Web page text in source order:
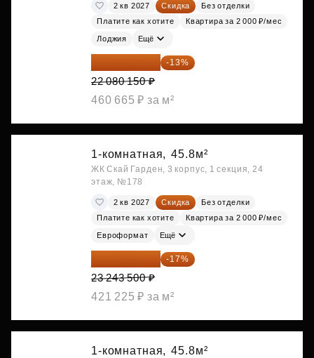
2 кв 2027 Скидка
Без отделки
Платите как хотите
Квартира за 2 000 ₽/мес
Лоджия Ещё
19 209 731 ₽ -13%
22 080 150 ₽
460 665 ₽ за м²
1-комнатная, 45.8м²
ЖК Скай Гарден, 3 корпус, 1 секция, 24
этаж, №178
2 кв 2027 Скидка
Без отделки
Платите как хотите
Квартира за 2 000 ₽/мес
Евроформат Ещё
19 292 105 ₽ -17%
23 243 500 ₽
421 225 ₽ за м²
1-комнатная, 45.8м²